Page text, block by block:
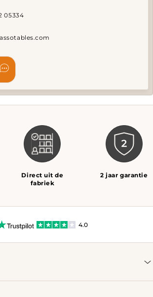
05334
Direct uit de
fabriek
2 jaar garantie
4.0